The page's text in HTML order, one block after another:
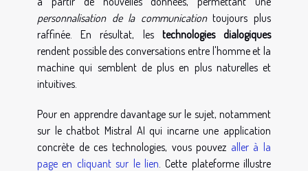
personnalisation de la communicationtoujours plus
raffinée. En résultat, les technologies dialogiques
rendent possible des conversations entre l'homme et la
machine qui semblent de plus en plus naturelles et
intuitives.
Pour en apprendre davantage sur le sujet, notamment
sur le chatbot Mistral AI qui incarne une application
concrète de ces technologies, vous pouvez aller à la
page en cliquant sur le lien. Cette plateforme illustre